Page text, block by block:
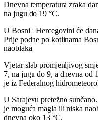
Dnevna temperatura zraka
na jugu do 19 °C.
U Bosni i Hercegovini će
Prije podne po kotlinama
naoblaka.
Vjetar slab promjenljivog
7, na jugu do 9, a dnevna od
je iz Federalnog
U Sarajevu pretežno
je moguća magla ili niska
dnevna oko 13 °C.